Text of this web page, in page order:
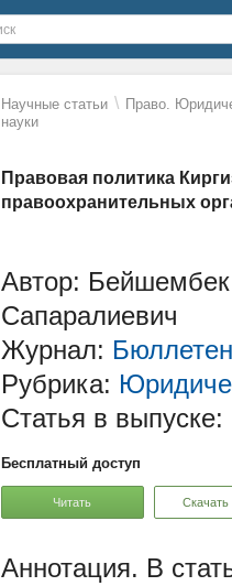
Научные статьи \ Право.
науки
Правовая политика
правоохранительных
Автор:
Сапаралиевич
Журнал:
Рубрика:
Статья в выпуске:
Бесплатный доступ
Читать Скачать
В